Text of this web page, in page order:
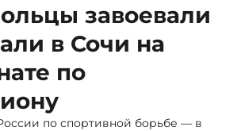
завоевали
в Сочи на
по
по спортивной борьбе — в